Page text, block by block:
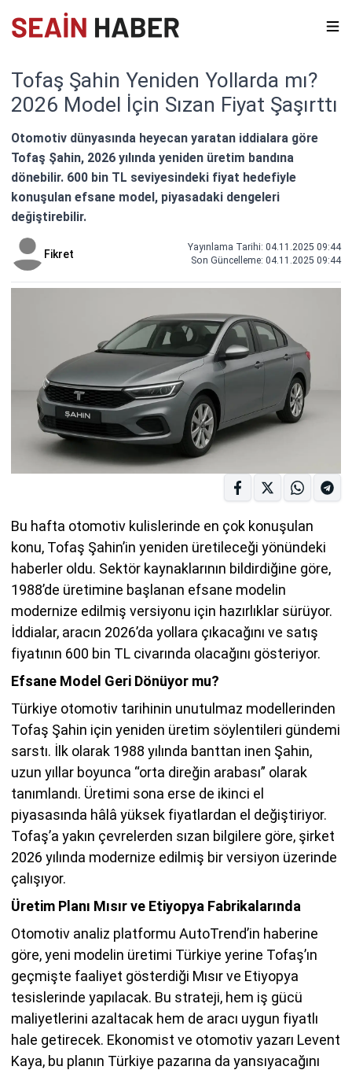
Tofaş Şahin Yeniden Yollarda mı?
2026 Model İçin Sızan Fiyat Şaşırttı
Otomotiv dünyasında heyecan yaratan iddialara göre
Tofaş Şahin, 2026 yılında yeniden üretim bandına
dönebilir. 600 bin TL seviyesindeki fiyat hedefiyle
konuşulan efsane model, piyasadaki dengeleri
değiştirebilir.
Fikret
Yayınlama Tarihi: 04.11.2025 09:44
Son Güncelleme: 04.11.2025 09:44
Bu hafta otomotiv kulislerinde en çok konuşulan
konu, Tofaş Şahin’in yeniden üretileceği yönündeki
haberler oldu. Sektör kaynaklarının bildirdiğine göre,
1988’de üretimine başlanan efsane modelin
modernize edilmiş versiyonu için hazırlıklar sürüyor.
İddialar, aracın 2026’da yollara çıkacağını ve satış
fiyatının 600 bin TL civarında olacağını gösteriyor.
Efsane Model Geri Dönüyor mu?
Türkiye otomotiv tarihinin unutulmaz modellerinden
Tofaş Şahin için yeniden üretim söylentileri gündemi
sarstı. İlk olarak 1988 yılında banttan inen Şahin,
uzun yıllar boyunca “orta direğin arabası” olarak
tanımlandı. Üretimi sona erse de ikinci el
piyasasında hâlâ yüksek fiyatlardan el değiştiriyor.
Tofaş’a yakın çevrelerden sızan bilgilere göre, şirket
2026 yılında modernize edilmiş bir versiyon üzerinde
çalışıyor.
Üretim Planı Mısır ve Etiyopya Fabrikalarında
Otomotiv analiz platformu AutoTrend’in haberine
göre, yeni modelin üretimi Türkiye yerine Tofaş’ın
geçmişte faaliyet gösterdiği Mısır ve Etiyopya
tesislerinde yapılacak. Bu strateji, hem iş gücü
maliyetlerini azaltacak hem de aracı uygun fiyatlı
hale getirecek. Ekonomist ve otomotiv yazarı Levent
Kaya, bu planın Türkiye pazarına da yansıyacağını